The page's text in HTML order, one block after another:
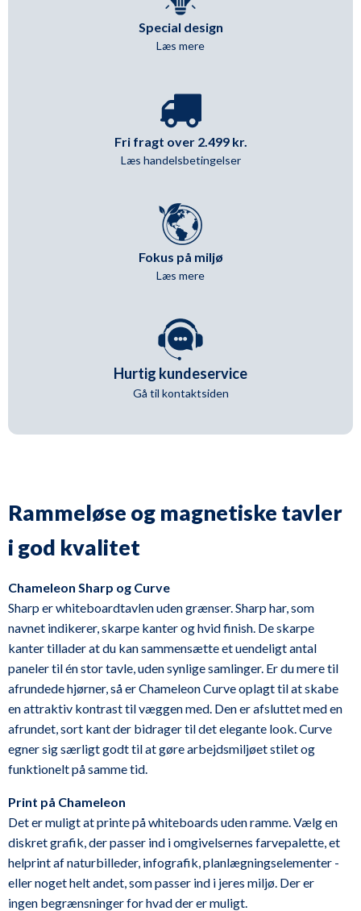
Special design
Læs mere
Fri fragt over 2.499 kr.
Læs handelsbetingelser
Fokus på miljø
Læs mere
Hurtig kundeservice
Gå til kontaktsiden
Rammeløse og magnetiske tavler
i god kvalitet
Chameleon Sharp og Curve
Sharp er whiteboardtavlen uden grænser. Sharp har, som
navnet indikerer, skarpe kanter og hvid finish. De skarpe
kanter tillader at du kan sammensætte et uendeligt antal
paneler til én stor ­tavle, uden synlige samlinger. Er du mere til
afrundede hjørner, så er Chameleon Curve oplagt til at skabe
en attraktiv kontrast til væggen med. Den er afsluttet med en
afrundet, sort kant der bidrager til det elegante look. Curve
egner sig særligt godt til at gøre arbejdsmiljøet stilet og
funktionelt på samme tid.
Print på Chameleon
Det er muligt at printe på whiteboards uden ramme. Vælg en
diskret grafik, der passer ind i omgivelsernes farve­palette, et
helprint af naturbilleder, infografik, planlægningselementer ­
eller noget helt andet, som passer ind i jeres miljø. Der er
ingen begrænsninger for hvad der er muligt.